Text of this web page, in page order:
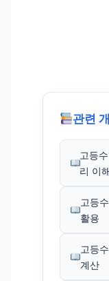
관련
고등
리 이해
고등
활용
고등
계산